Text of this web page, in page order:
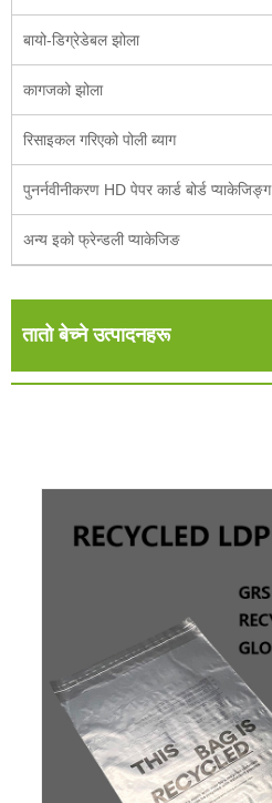
बायो-डिग्रेडेबल झोला
कागजको झोला
रिसाइकल गरिएको पोली ब्याग
पुनर्नवीनीकरण HD पेपर कार्ड बोर्ड प्याकेजिङ्ग
अन्य इको फ्रेन्डली प्याकेजिङ
तातो बेच्ने उत्पादनहरू